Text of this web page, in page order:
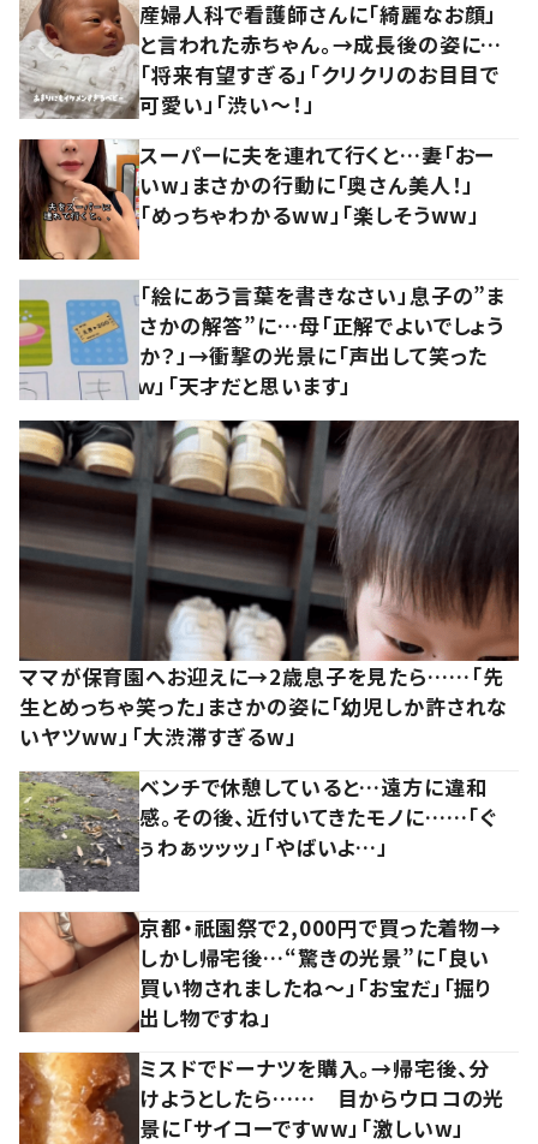
産婦人科で看護師さんに「綺麗なお顔」
と言われた赤ちゃん。→成長後の姿に…
「将来有望すぎる」「クリクリのお目目で
可愛い」「渋い～！」
スーパーに夫を連れて行くと…妻「おー
いw」まさかの行動に「奥さん美人！」
「めっちゃわかるww」「楽しそうww」
「絵にあう言葉を書きなさい」息子の”ま
さかの解答”に…母「正解でよいでしょう
か？」→衝撃の光景に「声出して笑った
ｗ」「天才だと思います」
ママが保育園へお迎えに→2歳息子を見たら……「先
生とめっちゃ笑った」まさかの姿に「幼児しか許されな
いヤツww」「大渋滞すぎるw」
ベンチで休憩していると…遠方に違和
感。その後、近付いてきたモノに……「ぐ
ぅわぁッッッ」「やばいよ…」
京都・祇園祭で2,000円で買った着物→
しかし帰宅後…“驚きの光景”に「良い
買い物されましたね～」「お宝だ」「掘り
出し物ですね」
ミスドでドーナツを購入。→帰宅後、分
けようとしたら…… 目からウロコの光
景に「サイコーですww」「激しいw」